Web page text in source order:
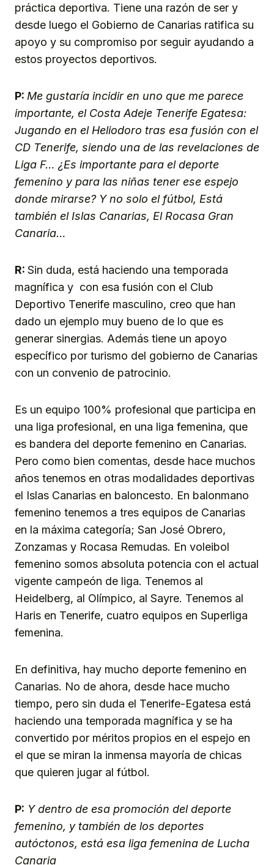
práctica deportiva. Tiene una razón de ser y
desde luego el Gobierno de Canarias ratifica su
apoyo y su compromiso por seguir ayudando a
estos proyectos deportivos.
P: Me gustaría incidir en uno que me parece
importante, el Costa Adeje Tenerife Egatesa:
Jugando en el Heliodoro tras esa fusión con el
CD Tenerife, siendo una de las revelaciones de
Liga F… ¿Es importante para el deporte
femenino y para las niñas tener ese espejo
donde mirarse? Y no solo el fútbol, Está
también el Islas Canarias, El Rocasa Gran
Canaria…
R: Sin duda, está haciendo una temporada
magnífica y con esa fusión con el Club
Deportivo Tenerife masculino, creo que han
dado un ejemplo muy bueno de lo que es
generar sinergias. Además tiene un apoyo
específico por turismo del gobierno de Canarias
con un convenio de patrocinio.
Es un equipo 100% profesional que participa en
una liga profesional, en una liga femenina, que
es bandera del deporte femenino en Canarias.
Pero como bien comentas, desde hace muchos
años tenemos en otras modalidades deportivas
el Islas Canarias en baloncesto. En balonmano
femenino tenemos a tres equipos de Canarias
en la máxima categoría; San José Obrero,
Zonzamas y Rocasa Remudas. En voleibol
femenino somos absoluta potencia con el actual
vigente campeón de liga. Tenemos al
Heidelberg, al Olímpico, al Sayre. Tenemos al
Haris en Tenerife, cuatro equipos en Superliga
femenina.
En definitiva, hay mucho deporte femenino en
Canarias. No de ahora, desde hace mucho
tiempo, pero sin duda el Tenerife-Egatesa está
haciendo una temporada magnífica y se ha
convertido por méritos propios en el espejo en
el que se miran la inmensa mayoría de chicas
que quieren jugar al fútbol.
P: Y dentro de esa promoción del deporte
femenino, y también de los deportes
autóctonos, está esa liga femenina de Lucha
Canaria